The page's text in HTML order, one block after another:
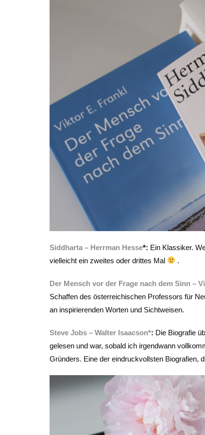
Siddharta – Herrman Hesse*: Ein Klassiker.
vielleicht ein zweites oder drittes Mal
.
Der Mensch vor der Frage nach dem Sinn –
Schaffen des österreichischen Professors für
an inspirierenden Worten und Sichtweisen.
Steve Jobs – Walter Isaacson*: Die Biografie
gelesen und war, sobald ich irgendwann
Gründers. Eine der eindruckvollsten Biografien,